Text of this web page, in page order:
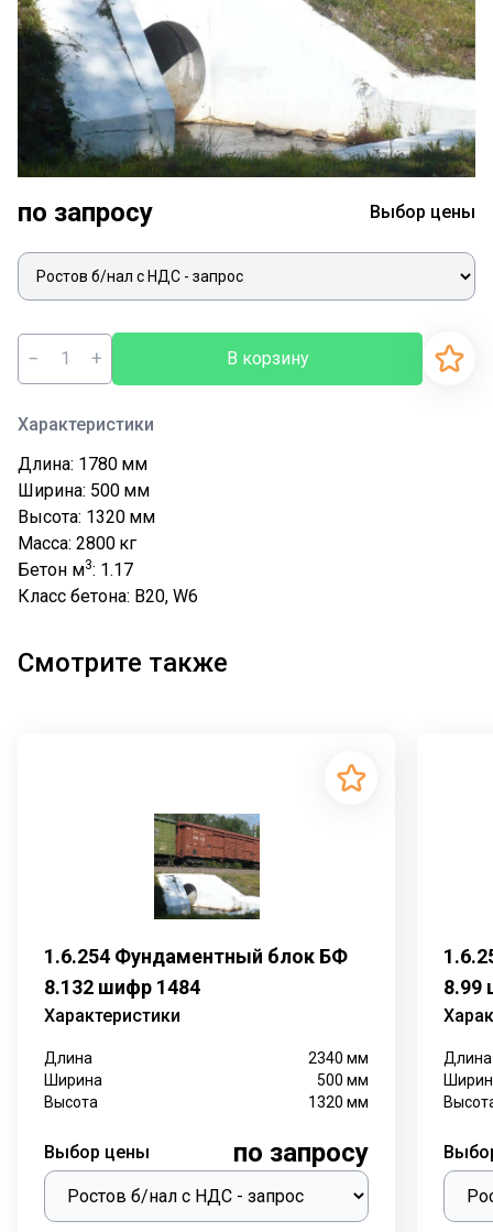
по запросу Выбор цены
− + В корзину
Характеристики
Длина: 1780 мм
Ширина: 500 мм
Высота: 1320 мм
Масса: 2800 кг
Бетон м3: 1.17
Класс бетона: В20, W6
Смотрите также
1.6.254 Фундаментный блок БФ
8.132 шифр 1484
Характеристики
Длина 2340мм
Ширина
500мм
Высота
1320мм
Выбор цены по запросу
8.99
Длина